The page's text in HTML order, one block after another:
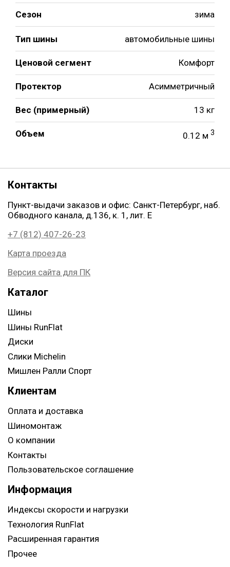
Сезон зима
Тип шины автомобильные шины
Ценовой сегмент Комфорт
Протектор Асимметричный
Вес (примерный) 13 кг
Объем 0.12 м 3
Контакты
Пункт-выдачи заказов и офис: Санкт-Петербург, наб.
Обводного канала, д.136, к. 1, лит. Е
+7 (812) 407-26-23
Карта проезда
Версия сайта для ПК
Каталог
Шины
Шины RunFlat
Диски
Слики Michelin
Мишлен Ралли Спорт
Клиентам
Оплата и доставка
Шиномонтаж
О компании
Контакты
Пользовательское соглашение
Информация
Индексы скорости и нагрузки
Технология RunFlat
Расширенная гарантия
Прочее